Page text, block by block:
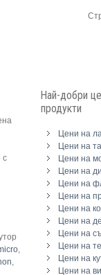
с
,
Най-добри
продукти
Цени на
Цени на
Цени на
Цени на
Цени на
Цени на
Цени на
Цени на
Цени на
Цени на
Цени на
Цени на